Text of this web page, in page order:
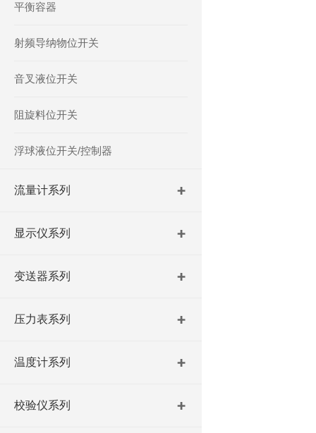
平衡容器
射频导纳物位开关
音叉液位开关
阻旋料位开关
浮球液位开关/控制器
流量计系列
显示仪系列
变送器系列
压力表系列
温度计系列
校验仪系列